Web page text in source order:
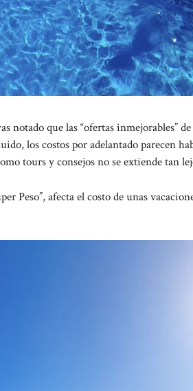
notado que las “ofertas inmejorables”
los costos por adelantado parecen
tours y consejos no se extiende tan
Peso”, afecta el costo de unas